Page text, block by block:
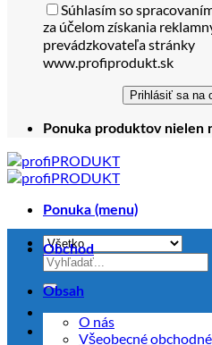
Súhlasím so
za účelom získania
prevádzkovateľa stránky
www.profiprodukt.sk
Ponuka produktov nielen
Ponuka (menu)
Hľadať:
Obchod
Obsah
O nás
Všeobecné